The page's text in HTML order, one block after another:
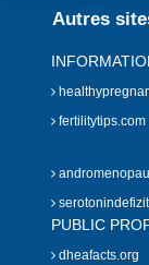
Autres
fertilitytips.com
PUBLIC
dheafacts.org